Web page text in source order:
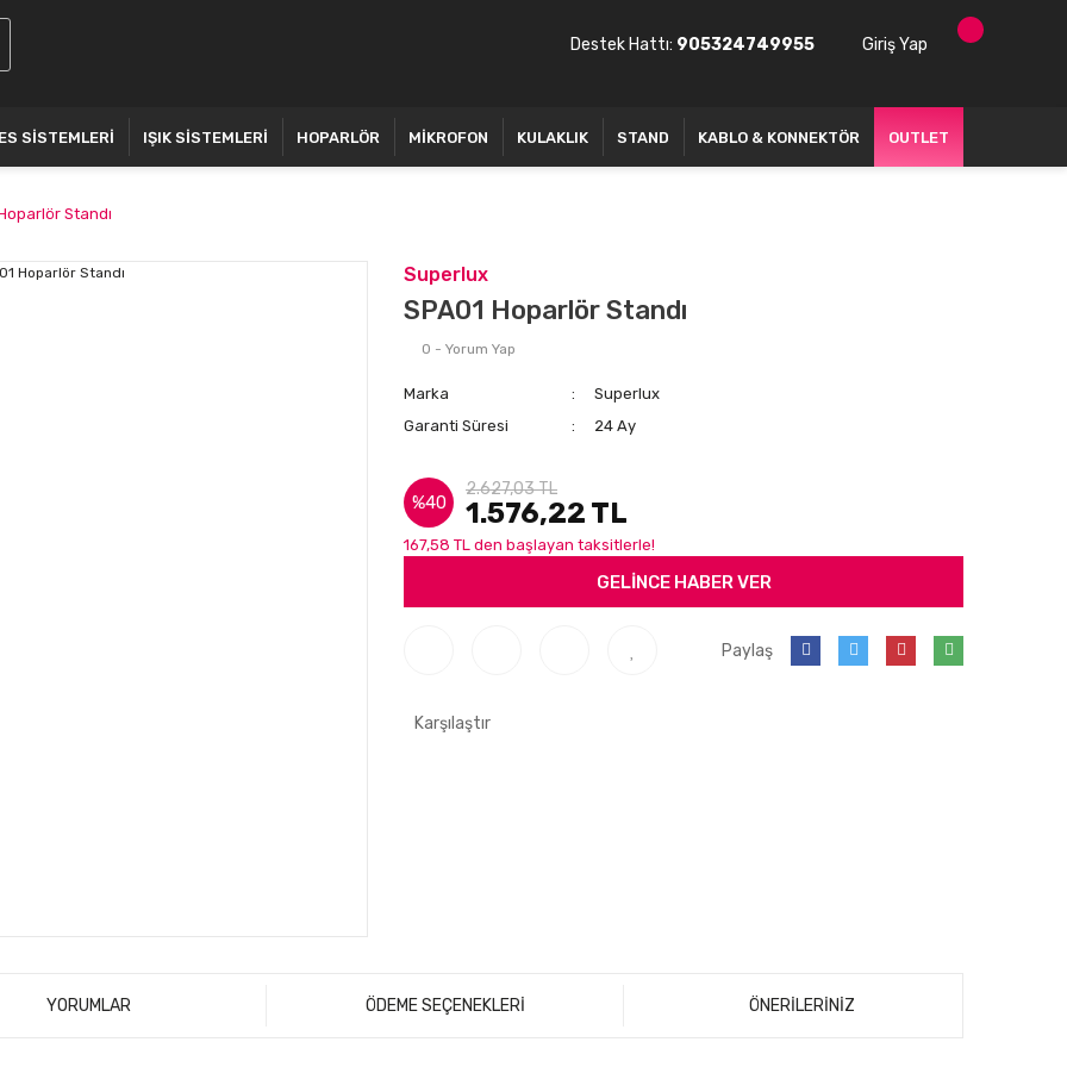
Destek Hattı: 905324749955 Giriş Yap
SİSTEMLERİ IŞIK SİSTEMLERİ HOPARLÖR MİKROFON KULAKLIK STAND KABLO & KONNEKTÖR OUTLET
Standı
Superlux
SPA01 Hoparlör Standı
0 - Yorum Yap
Marka
Superlux
Garanti Süresi
24 Ay
%40
2.627,03 TL
1.576,22 TL
167,58 TL den başlayan taksitlerle!
GELİNCE HABER VER
Paylaş
Karşılaştır
YORUMLAR ÖDEME SEÇENEKLERİ ÖNERİLERİNİZ